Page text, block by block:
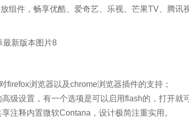
组件，畅享优酷、爱奇艺、乐视、芒果TV、腾讯
firefox浏览器以及chrome浏览器插件的支持；
级设置，有一个选项是可以启用flash的，打开就
注释内置微软Contana，设计极简注重实用。